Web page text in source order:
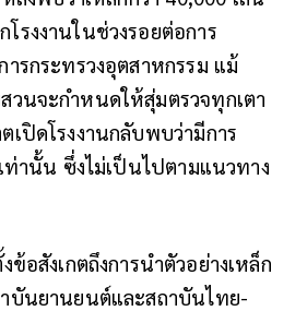
รงงานในช่วงรอยต่อการ
ารกระทรวงอุตสาหกรรม แม้
วนจะกำหนดให้สุ่มตรวจทุกเตา
เปิดโรงงานกลับพบว่ามีการ
ท่านั้น ซึ่งไม่เป็นไปตามแนวทาง
ข้อสังเกตถึงการนำตัวอย่างเหล็ก
บันยานยนต์และสถาบันไทย-